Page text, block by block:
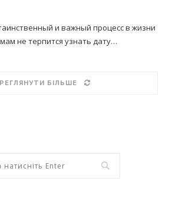
и важный процесс в жизни
не терпится узнать дату…
БІЛЬШЕ